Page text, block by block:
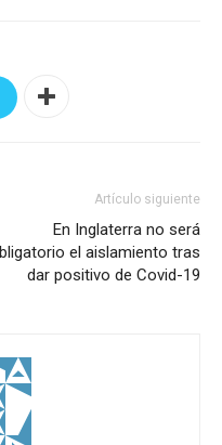
Artículo siguiente
En Inglaterra no será
el aislamiento tras
dar positivo de Covid-19